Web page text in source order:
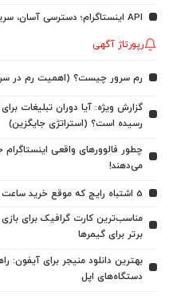
API اینستاگرام؛ دسترسی آسان، سریع و بدون محدودیت به اطلاعات اینستاگرام
رپورتاژ آگهی
رم سرور چیست؟ (اهمیت رم در
گزارش ویژه: آیا دوران تبلیغات
رسیده است؟ (استراتژی جایگزین)
چطور فالوورهای واقعی
می‌دهند!
5 اشتباه رایج که موقع خرید ساعت هوشمند طرح اپل واچ نباید انجام بدید!
برتر برای گیمرها
بهترین دانلود منیجر برای آیفون:
دستگاه‌های اپل